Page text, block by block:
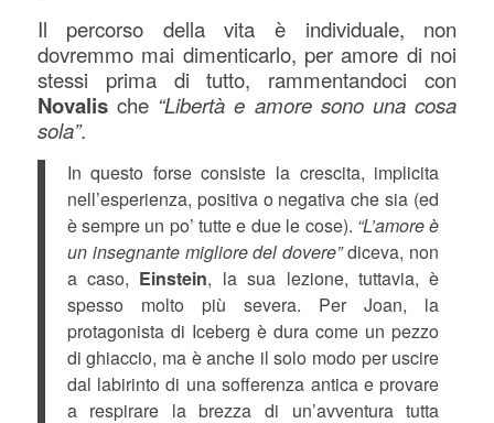
Il percorso della vita è individuale, non
dovremmo mai dimenticarlo, per amore di noi
stessi prima di tutto, rammentandoci con
Novalische “Libertà e amore sono una cosa
sola”.
In questo forse consiste la crescita, implicita
nell’esperienza, positiva o negativa che sia (ed
è sempre un po’ tutte e due le cose). “L’amore è
un insegnante migliore del dovere”diceva, non
a caso, Einstein, la sua lezione, tuttavia, è
spesso molto più severa. Per Joan, la
protagonista di Iceberg è dura come un pezzo
di ghiaccio, ma è anche il solo modo per uscire
dal labirinto di una sofferenza antica e provare
a respirare la brezza di un’avventura tutta